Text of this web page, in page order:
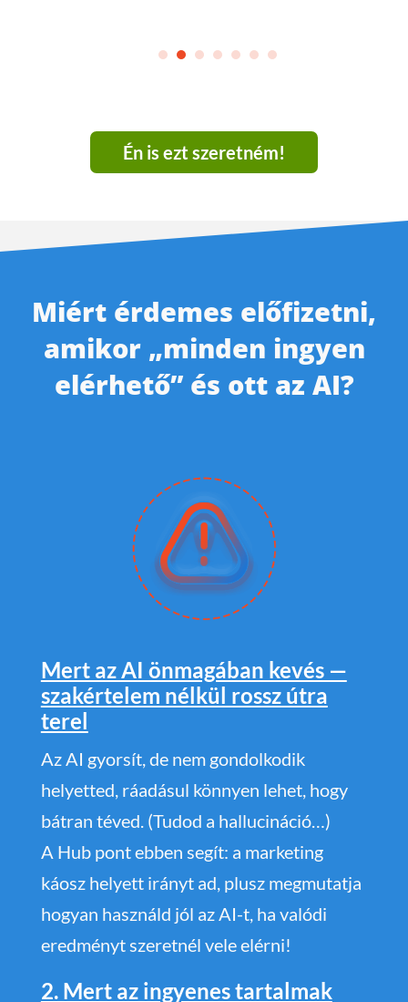
Én is ezt szeretném!
Miért érdemes előfizetni,
amikor „minden ingyen
elérhető” és ott az AI?
Mert az AI önmagában kevés —
szakértelem nélkül rossz útra
terel
Az AI gyorsít, de nem gondolkodik
helyetted, ráadásul könnyen lehet, hogy
bátran téved. (Tudod a hallucináció…)
A Hub pont ebben segít: a marketing
káosz helyett irányt ad, plusz megmutatja
hogyan használd jól az AI-t, ha valódi
eredményt szeretnél vele elérni!
2. Mert az ingyenes tartalmak